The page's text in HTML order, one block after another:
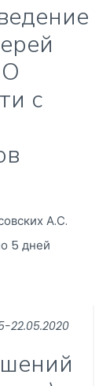
с
А.С.
5 дней
22.05.2020